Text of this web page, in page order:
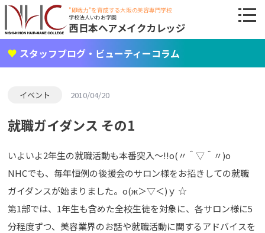
"即戦力"を育成する大阪の美容専門学校
学校法人いわお学園
西日本ヘアメイクカレッジ
スタッフブログ・ビューティーコラム
イベント 2010/04/20
就職ガイダンス その1
いよいよ2年生の就職活動も本番突入～!!o(〃＾▽＾〃)o
NHCでも、毎年恒例の後援会のサロン様をお招きしての就職
ガイダンスが始まりました。о(ж＞▽＜)ｙ ☆
第1部では、1年生も含めた全校生徒を対象に、各サロン様に5
分程度ずつ、美容業界のお話や就職活動に関するアドバイスを